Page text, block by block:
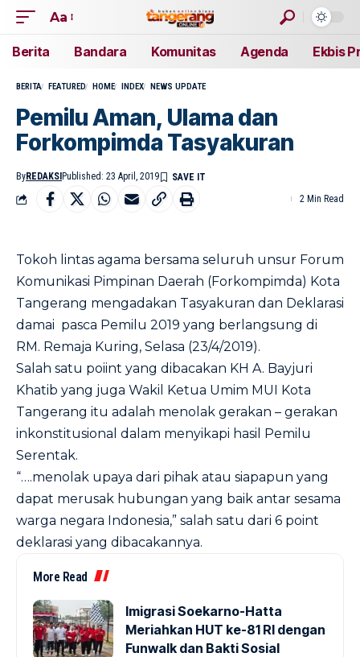
Aa
Berita Bandara Komunitas Agenda Ekbis
BERITA FEATURED HOME INDEX NEWS UPDATE
Pemilu Aman, Ulama dan
Forkompimda Tasyakuran
ByREDAKSI Published: 23 April, 2019
2 Min Read
Tokoh lintas agama bersama seluruh unsur Forum
Komunikasi Pimpinan Daerah (Forkompimda) Kota
Tangerang mengadakan Tasyakuran dan Deklarasi
damai pasca Pemilu 2019 yang berlangsung di
RM. Remaja Kuring, Selasa (23/4/2019).
Salah satu poiint yang dibacakan KH A. Bayjuri
Khatib yang juga Wakil Ketua Umim MUI Kota
Tangerang itu adalah menolak gerakan – gerakan
inkonstitusional dalam menyikapi hasil Pemilu
Serentak.
“….menolak upaya dari pihak atau siapapun yang
dapat merusak hubungan yang baik antar sesama
warga negara Indonesia,” salah satu dari 6 point
deklarasi yang dibacakannya.
More Read
Imigrasi Soekarno-Hatta
Meriahkan HUT ke-81 RI dengan
Funwalk dan Bakti Sosial